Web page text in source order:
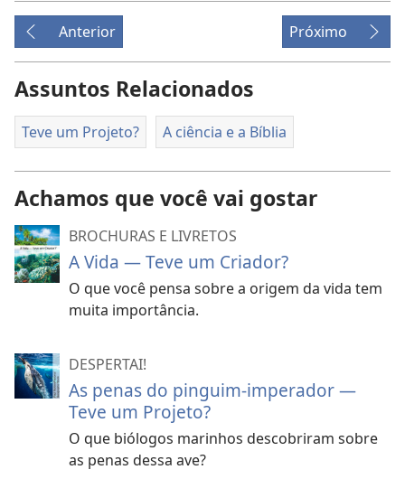
Anterior Próximo
Assuntos Relacionados
Teve um Projeto? A ciência e a Bíblia
Achamos que você vai gostar
BROCHURAS E LIVRETOS
A Vida — Teve um Criador?
O que você pensa sobre a origem da vida tem
muita importância.
DESPERTAI!
As penas do pinguim-imperador —
Teve um Projeto?
O que biólogos marinhos descobriram sobre
as penas dessa ave?